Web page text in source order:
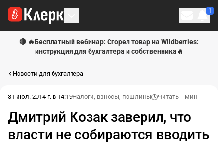
1
🔴 🔥Бесплатный вебинар: Сгорел товар на Wildberries:
инструкция для бухгалтера и собственника🔥
Новости для бухгалтера
31 июл. 2014 г. в 14:19Налоги, взносы, пошлины Читать 1 мин
Дмитрий Козак заверил, что
власти не собираются вводить